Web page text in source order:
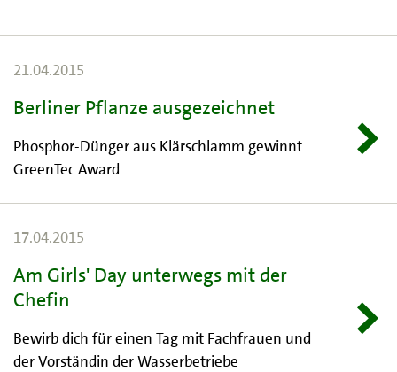
21.04.2015
Berliner Pflanze ausgezeichnet
Phosphor-Dünger aus Klärschlamm gewinnt
GreenTec Award
17.04.2015
Am Girls' Day unterwegs mit der
Chefin
Bewirb dich für einen Tag mit Fachfrauen und
der Vorständin der Wasserbetriebe